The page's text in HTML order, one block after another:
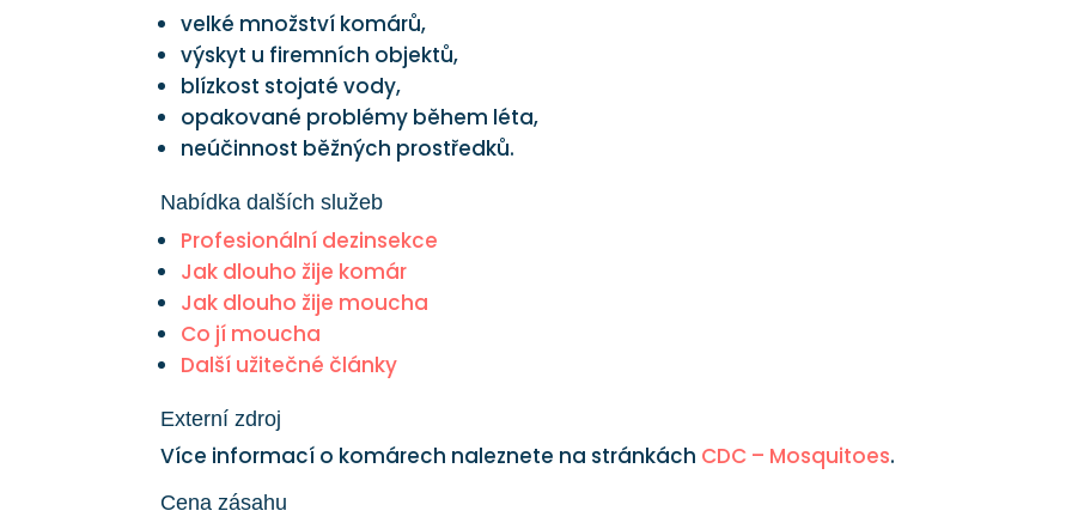
velké množství komárů,
výskyt u firemních objektů,
blízkost stojaté vody,
opakované problémy během léta,
neúčinnost běžných prostředků.
Nabídka dalších služeb
Profesionální dezinsekce
Jak dlouho žije komár
Jak dlouho žije moucha
Co jí moucha
Další užitečné články
Externí zdroj
Více informací o komárech naleznete na stránkách CDC – Mosquitoes.
Cena zásahu